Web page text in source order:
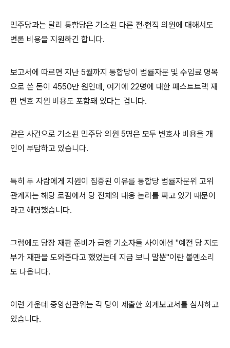
민주당과는 달리 통합당은 기소된 다른 전·현직 의원에 대해서도
변론 비용을 지원하긴 합니다.
보고서에 따르면 지난 5월까지 통합당이 법률자문 및 수임료 명목
으로 쓴 돈이 4550만 원인데, 여기에 22명에 대한 패스트트랙 재
판 변호 지원 비용도 포함돼 있다는 겁니다.
같은 사건으로 기소된 민주당 의원 5명은 모두 변호사 비용을 개
인이 부담하고 있습니다.
특히 두 사람에게 지원이 집중된 이유를 통합당 법률자문위 고위
관계자는 해당 로펌에서 당 전체의 대응 논리를 짜고 있기 때문이
라고 해명했습니다.
그럼에도 당장 재판 준비가 급한 기소자들 사이에선 "예전 당 지도
부가 재판을 도와준다고 했었는데 지금 보니 말뿐"이란 볼멘소리
도 나옵니다.
이런 가운데 중앙선관위는 각 당이 제출한 회계보고서를 심사하고
있습니다.